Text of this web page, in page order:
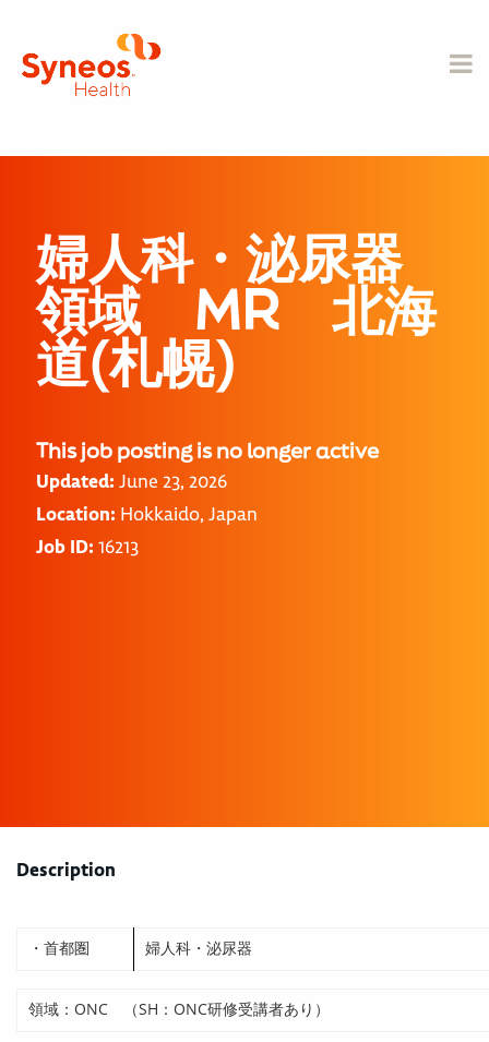
婦人科・泌尿器
領域 MR 北海
道(札幌)
This job posting is no longer active
Updated: June 23, 2026
Location: Hokkaido, Japan
Job ID: 16213
Description
・首都圏 婦人科・泌尿器
領域：ONC （SH：ONC研修受講者あり）